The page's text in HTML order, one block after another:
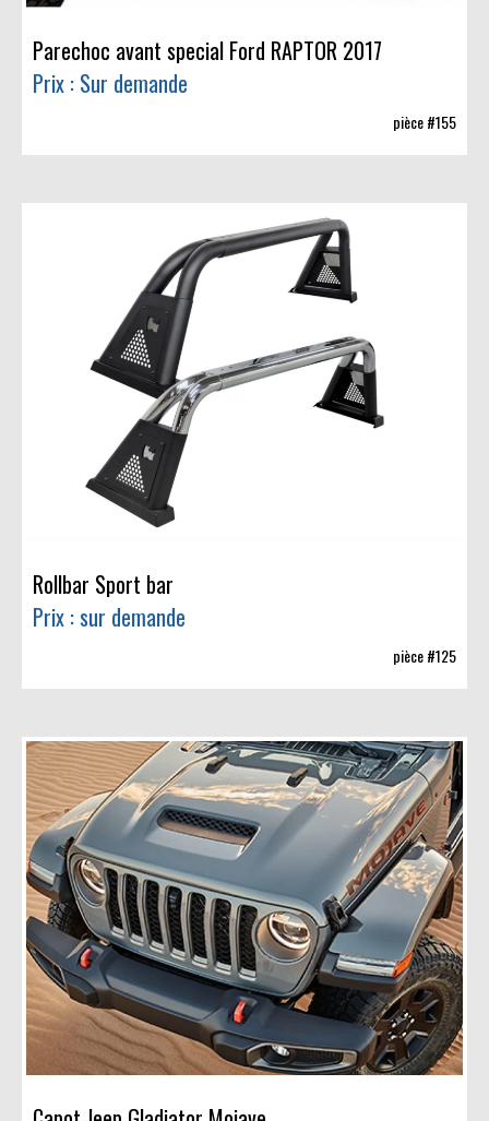
Parechoc avant special Ford RAPTOR 2017
Prix : Sur demande
pièce #155
Rollbar Sport bar
Prix : sur demande
pièce #125